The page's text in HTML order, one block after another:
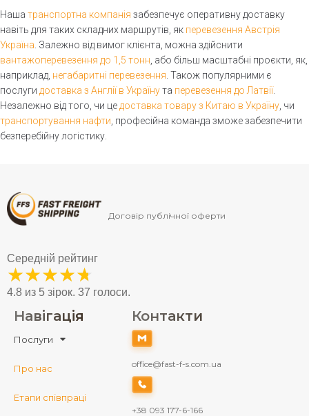
Перевезення до Тайваню
Доставка вантажів з Китаю
Перевезення до ОАЕ
Перевезення Таїланд
Швидкопсувні вантажі
Перевезення верстатів
Перевезення двигуна
Генеральні вантажі
Збірні вантажі
Перевезення кабелю
Перевезення металу
Перевезення панелей
Перевезення
тонн
Вантажоперевезення до 10
тонн
Вантажоперевезення до 20
тонн
Вантажоперевезення до 40
тонн
контейнеровозом
Перевезення платформою
Рефрижераторні перевезення
Перевезення тентом
Перевезення тралом
Вантажні перевезення фурою
Наша транспортна компанія забезпечує оперативну доставку
навіть для таких складних маршрутів, як перевезення Австрія
Україна . Залежно від вимог клієнта, можна здійснити
вантажоперевезення до 1,5 тонн , або більш масштабні проєкти, як,
наприклад, негабаритні перевезення . Також популярними є
послуги доставка з Англії в Українута перевезення до Латвії.
Незалежно від того, чи це доставка товару з Китаю в Україну , чи
транспортування нафти , професійна команда зможе забезпечити
безперебійну логістику.
Договір публічної оферти
Середній рейтинг
★★★★★
4.8 из 5 зірок. 37 голоси.
Навігація
Послуги
Про нас
Етапи співпраці
Контакти
office@fast-f-s.com.ua
+38 093 177-6-166